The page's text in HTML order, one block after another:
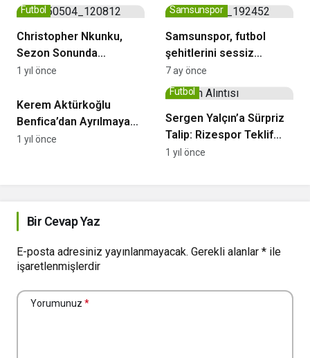
Christopher Nkunku,
Sezon Sonunda
Chelsea’den Ayrılıyor
Futbol
1 yıl önce
Samsunspor, futbol
şehitlerini sessiz
yürüyüşle andı
Samsunspor
7 ay önce
Kerem Aktürkoğlu
Benfica’dan Ayrılmaya
Hazırlanıyor! Beşiktaş
Beşiktaş
1 yıl önce
Sergen Yalçın’a Sürpriz
Talip: Rizespor Teklif
Hazırlığında
Futbol
1 yıl önce
Bir Cevap Yaz
E-posta adresiniz yayınlanmayacak. Gerekli alanlar * ile
işaretlenmişlerdir
Yorumunuz *